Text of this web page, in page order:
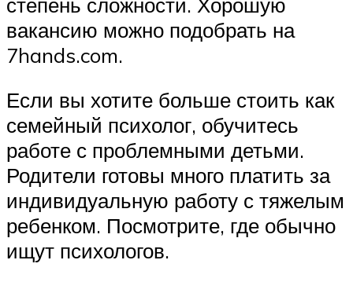
вакансию можно подобрать на
7hands.com.
Если вы хотите больше стоить как
семейный психолог, обучитесь
работе с проблемными детьми.
Родители готовы много платить за
индивидуальную работу с тяжелым
ребенком. Посмотрите, где обычно
ищут психологов.